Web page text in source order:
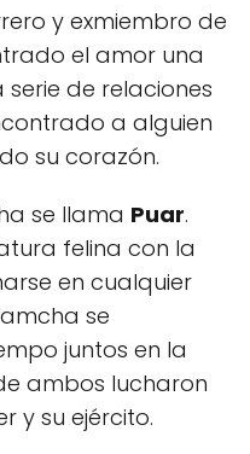
y exmiembro de
el amor una
serie de relaciones
a alguien
su corazón.
se llama Puar.
felina con la
en cualquier
se
juntos en la
ambos lucharon
y su ejército.